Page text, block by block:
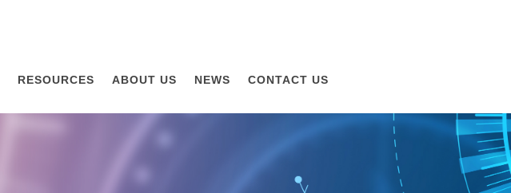
RESOURCES ABOUT US NEWS CONTACT US